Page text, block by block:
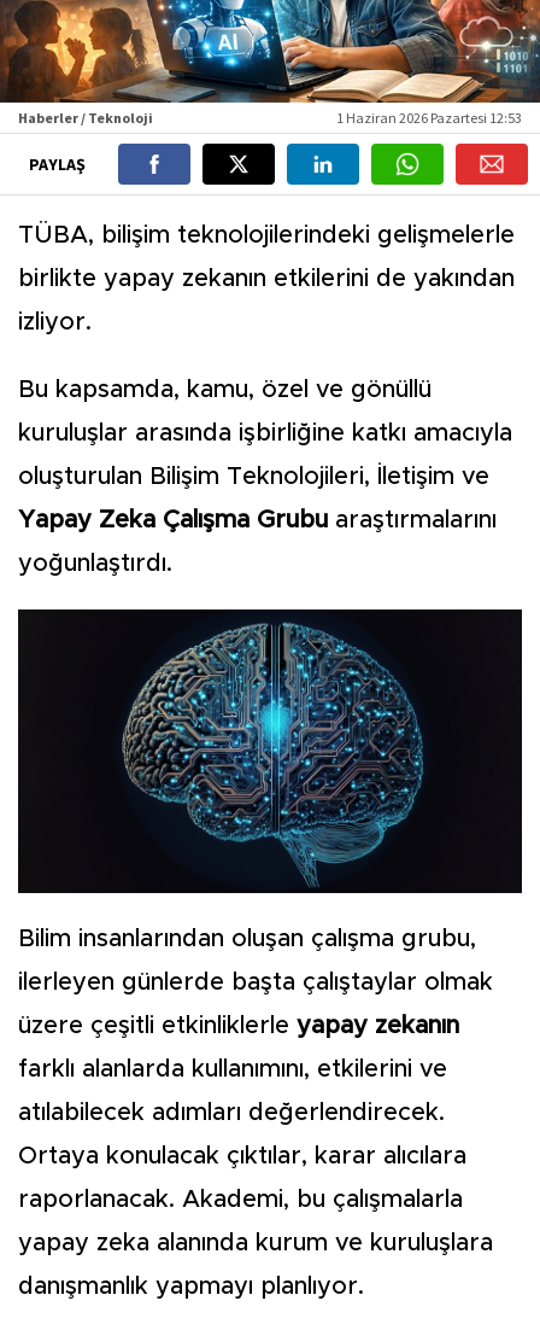
Haberler / Teknoloji 1 Haziran 2026 Pazartesi 12:53
PAYLAŞ
TÜBA, bilişim teknolojilerindeki gelişmelerle
birlikte yapay zekanın etkilerini de yakından
izliyor.
Bu kapsamda, kamu, özel ve gönüllü
kuruluşlar arasında işbirliğine katkı amacıyla
oluşturulan Bilişim Teknolojileri, İletişim ve
Yapay Zeka Çalışma Grubu araştırmalarını
yoğunlaştırdı.
Bilim insanlarından oluşan çalışma grubu,
ilerleyen günlerde başta çalıştaylar olmak
üzere çeşitli etkinliklerle yapay zekanın
farklı alanlarda kullanımını, etkilerini ve
atılabilecek adımları değerlendirecek.
Ortaya konulacak çıktılar, karar alıcılara
raporlanacak. Akademi, bu çalışmalarla
yapay zeka alanında kurum ve kuruluşlara
danışmanlık yapmayı planlıyor.